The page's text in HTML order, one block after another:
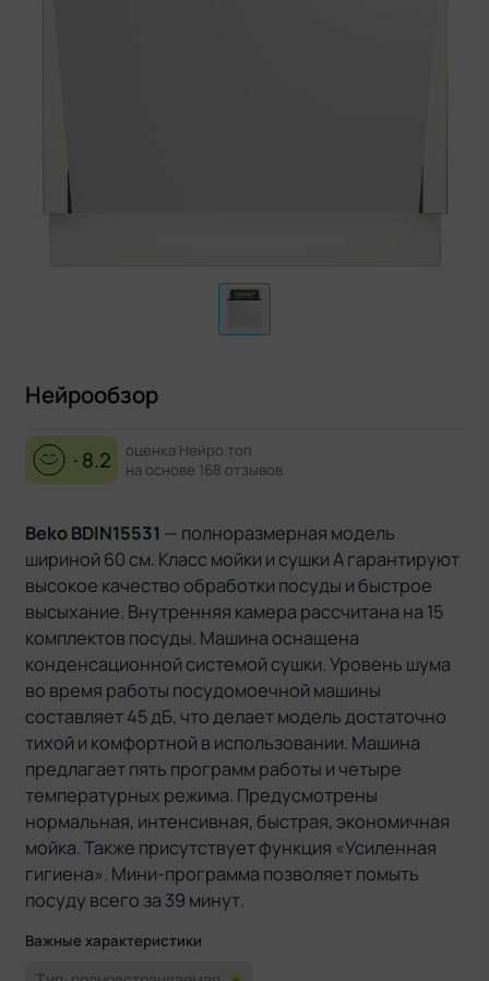
Нейрообзор
· 8.2
оценка Нейро.топ
на основе 168 отзывов
Beko BDIN15531 — полноразмерная модель
шириной 60 см. Класс мойки и сушки A гарантируют
высокое качество обработки посуды и быстрое
высыхание. Внутренняя камера рассчитана на 15
комплектов посуды. Машина оснащена
конденсационной системой сушки. Уровень шума
во время работы посудомоечной машины
составляет 45 дБ, что делает модель достаточно
тихой и комфортной в использовании. Машина
предлагает пять программ работы и четыре
температурных режима. Предусмотрены
нормальная, интенсивная, быстрая, экономичная
мойка. Также присутствует функция «Усиленная
гигиена». Мини-программа позволяет помыть
посуду всего за 39 минут.
Важные характеристики